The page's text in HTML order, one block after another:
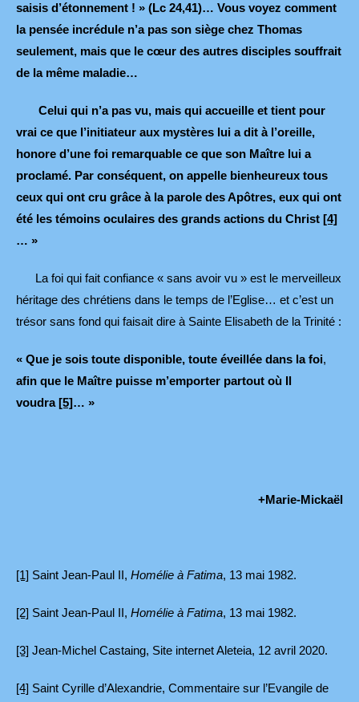
saisis d’étonnement ! » (Lc 24,41)… Vous voyez comment
la pensée incrédule n’a pas son siège chez Thomas
seulement, mais que le cœur des autres disciples souffrait
de la même maladie…
Celui qui n’a pas vu, mais qui accueille et tient pour
vrai ce que l’initiateur aux mystères lui a dit à l’oreille,
honore d’une foi remarquable ce que son Maître lui a
proclamé. Par conséquent, on appelle bienheureux tous
ceux qui ont cru grâce à la parole des Apôtres, eux qui ont
été les témoins oculaires des grands actions du Christ [4]
… »
La foi qui fait confiance « sans avoir vu » est le merveilleux
héritage des chrétiens dans le temps de l’Eglise… et c’est un
trésor sans fond qui faisait dire à Sainte Elisabeth de la Trinité :
« Que je sois toute disponible, toute éveillée dans la foi,
afin que le Maître puisse m’emporter partout où Il
voudra[5]… »
+Marie-Mickaël
[1] Saint Jean-Paul II, Homélie à Fatima, 13 mai 1982.
[2] Saint Jean-Paul II, Homélie à Fatima, 13 mai 1982.
[3] Jean-Michel Castaing, Site internet Aleteia, 12 avril 2020.
[4] Saint Cyrille d’Alexandrie, Commentaire sur l’Evangile de